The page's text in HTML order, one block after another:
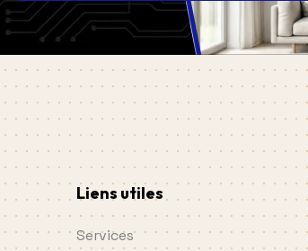
Liens utiles
Services